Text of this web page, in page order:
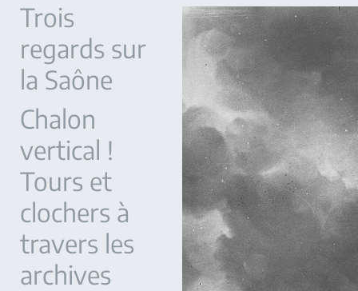
Trois
regards sur
la Saône
Chalon
vertical !
Tours et
clochers à
travers les
archives